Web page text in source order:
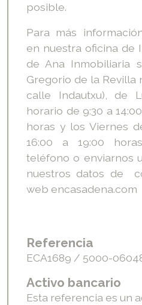
posible.
Para más
en nuestra oficina de
de Ana Inmobiliaria
Gregorio de la Revilla
calle Indautxu), de
horario de 9:30 a
horas y los Viernes
16:00 a 19:00
teléfono o enviarnos
nuestros datos de
web encasadena.com
Referencia
ECA1689 / 5000-
Activo bancario
Esta referencia es un